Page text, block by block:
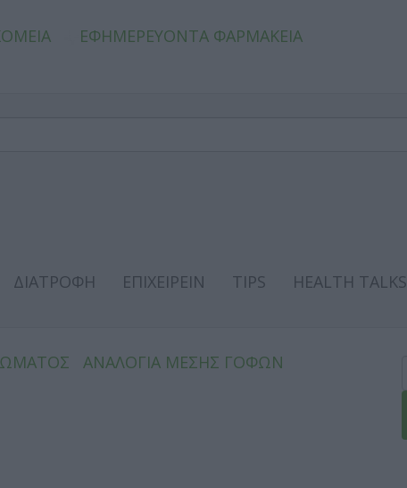
ΕΦΗΜΕΡΕΥΟΝΤΑ ΦΑΡΜΑΚΕΙΑ
ΔΙΑΤΡΟΦΗ ΕΠΙΧΕΙΡΕΙΝ TIPS
HEALTH TALKS
ΑΝΑΛΟΓΙΑ ΜΕΣΗΣ ΓΟΦΩΝ